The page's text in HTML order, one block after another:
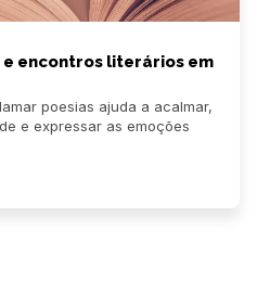
encontros literários em
poesias ajuda a acalmar,
e expressar as emoções